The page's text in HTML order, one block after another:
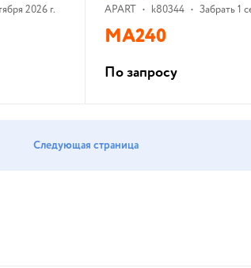
2026 г. APART • k80344 • Забрать 1
MA240
По запросу
Следующая страница